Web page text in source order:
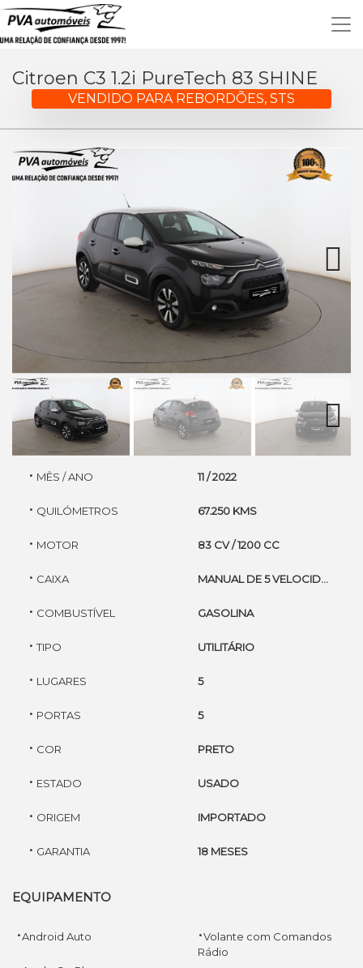
Citroen C3 1.2i PureTech 83 SHINE
VENDIDO PARA REBORDÕES, STS
Next
Next
· MÊS / ANO
· QUILÓMETROS
· MOTOR
· CAIXA
· COMBUSTÍVEL
· TIPO
· LUGARES
· PORTAS
· COR
· ESTADO
· ORIGEM
· GARANTIA
11 / 2022
67.250 KMS
83 CV / 1200 CC
MANUAL DE 5 VELOCIDADES
GASOLINA
UTILITÁRIO
5
5
PRETO
USADO
IMPORTADO
18 MESES
EQUIPAMENTO
·Android Auto ·Volante com Comandos
Rádio